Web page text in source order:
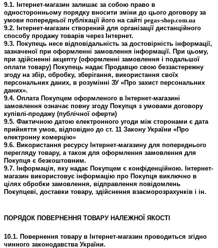
9.1. Інтернет-магазин залишає за собою право в
односторонньому порядку вносити зміни до цього договору за
умови попередньої публікації його на сайті pegas-shop.com.ua
9.2. Інтернет-магазин створений для організації дистанційного
способу продажу товарів через Інтернет.
9.3. Покупець несе відповідальність за достовірність інформації,
зазначеної при оформленні замовлення інформації. При цьому,
при здійсненні акцепту (оформленні замовлення і подальшої
оплати товару) Покупець надає Продавцю свою беззастережну
згоду на збір, обробку, зберігання, використання своїх
персональних даних, в розумінні ЗУ «Про захист персональних
даних».
9.4. Оплата Покупцем оформленого в Інтернет-магазині
замовлення означає повну згоду Покупця з умовами договору
купівлі-продажу (публічної оферти)
9.5. Фактичною датою електронного угоди між сторонами є дата
прийняття умов, відповідно до ст. 11 Закону України «Про
електронну комерцію»
9.6. Використання ресурсу Інтернет-магазину для попереднього
перегляду товару, а також для оформлення замовлення для
Покупця є безкоштовним.
9.7. Інформація, яку надає Покупцем є конфіденційною. Інтернет-
магазин використовує інформацію про Покупця виключно в
цілях обробки замовлення, відправлення повідомлень
Покупцеві, доставки товару, здійснення взаєморозрахунків і ін.
ПОРЯДОК ПОВЕРНЕННЯ ТОВАРУ НАЛЕЖНОЇ ЯКОСТІ
10.1. Повернення товару в Інтернет-магазин проводиться згідно
чинного законодавства України.